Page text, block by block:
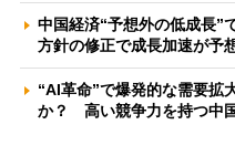
中国経済“予想外の低成長
方針の修正で成長加速が予
“AI革命”で爆発的な需要拡
か？ 高い競争力を持つ中